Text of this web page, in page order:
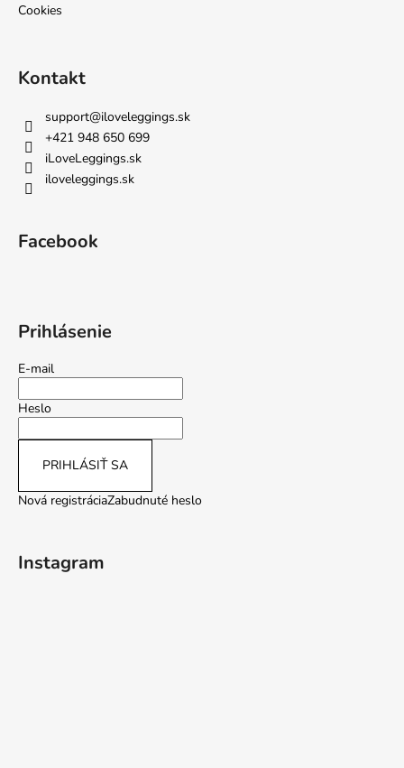
Cookies
Kontakt
support@iloveleggings.sk
+421 948 650 699
iLoveLeggings.sk
iloveleggings.sk
Facebook
Prihlásenie
E-mail
Heslo
PRIHLÁSIŤ SA
Nová registráciaZabudnuté heslo
Instagram